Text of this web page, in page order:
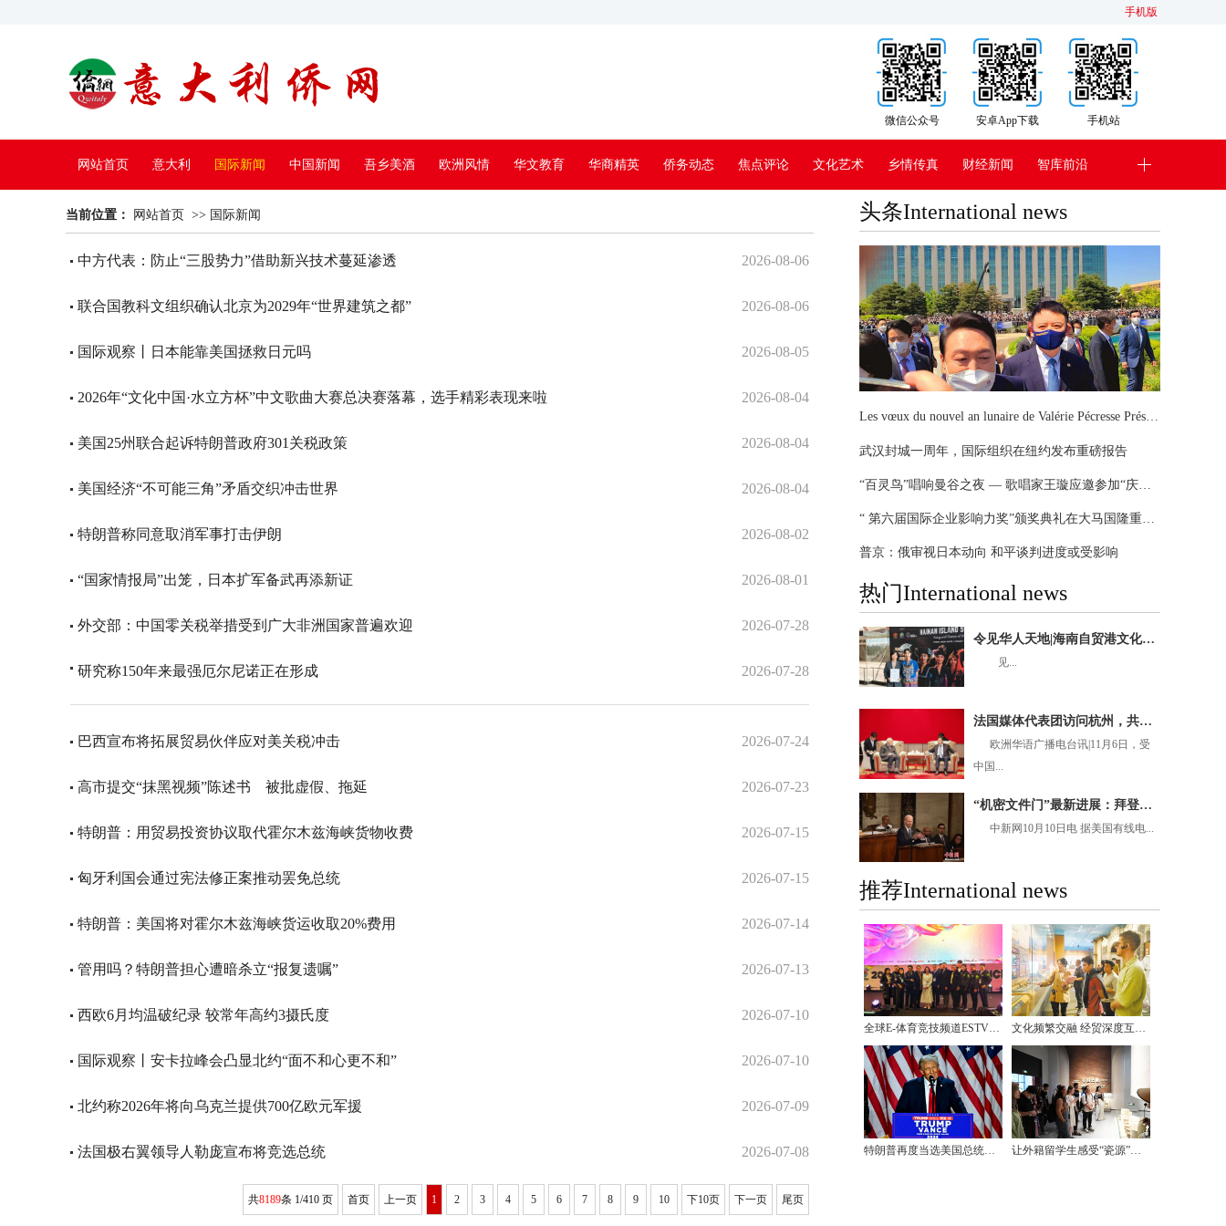
手机版
手机站
安卓App下载
微信公众号
网站首页 意大利 国际新闻 中国新闻 吾乡美酒 欧洲风情 华文教育 华商精英 侨务动态 焦点评论 文化艺术 乡情传真 财经新闻 智库前沿
中国电视 头条International news
Les vœux du nouvel an lunaire de Valérie Pécresse Présidente du Conseil régional Île-de-France
武汉封城一周年，国际组织在纽约发布重磅报告
“百灵鸟”唱响曼谷之夜 — 歌唱家王璇应邀参加“庆祝泰中建交45周年”大型晚会
“ 第六届国际企业影响力奖”颁奖典礼在大马国隆重举办
普京：俄审视日本动向 和平谈判进度或受影响
热门International news
令见华人天地|海南自贸港文化盛典闪耀国际舞台，《黎族家园》悉尼歌剧院圆满上演
见...
法国媒体代表团访问杭州，共探深化交流合作新机遇
欧洲华语广播电台讯|11月6日，受
中国...
“机密文件门”最新进展：拜登接受特别检察官问询
中新网10月10日电 据美国有线电...
推荐International news
全球E-体育竞技频道ESTV将在韩国设立亚洲分公司 文化频繁交融 经贸深度互促 美美与共的拉美江门情
当前位置： 网站首页 >> 国际新闻
2026-08-06
中方代表：防止“三股势力”借助新兴技术蔓延渗透
2026-08-06
联合国教科文组织确认北京为2029年“世界建筑之都”
2026-08-05
国际观察丨日本能靠美国拯救日元吗
2026-08-04
2026年“文化中国·水立方杯”中文歌曲大赛总决赛落幕，选手精彩表现来啦
2026-08-04
美国25州联合起诉特朗普政府301关税政策
2026-08-04
美国经济“不可能三角”矛盾交织冲击世界
2026-08-02
特朗普称同意取消军事打击伊朗
2026-08-01
“国家情报局”出笼，日本扩军备武再添新证
2026-07-28
外交部：中国零关税举措受到广大非洲国家普遍欢迎
2026-07-28
研究称150年来最强厄尔尼诺正在形成
2026-07-24
巴西宣布将拓展贸易伙伴应对美关税冲击
2026-07-23
高市提交“抹黑视频”陈述书 被批虚假、拖延
2026-07-15
特朗普：用贸易投资协议取代霍尔木兹海峡货物收费
2026-07-15
匈牙利国会通过宪法修正案推动罢免总统
2026-07-14
特朗普：美国将对霍尔木兹海峡货运收取20%费用
2026-07-13
管用吗？特朗普担心遭暗杀立“报复遗嘱”
2026-07-10
西欧6月均温破纪录 较常年高约3摄氏度
2026-07-10
国际观察丨安卡拉峰会凸显北约“面不和心更不和”
2026-07-09
北约称2026年将向乌克兰提供700亿欧元军援
2026-07-08
法国极右翼领导人勒庞宣布将竞选总统
共8189条 1/410 页 首页 上一页 1 2 3 4 5 6 7 8 9 10 下10页 下一页 尾页